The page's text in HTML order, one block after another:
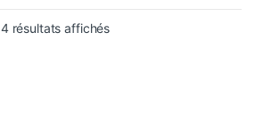
4 résultats affichésTrié du plus récent au